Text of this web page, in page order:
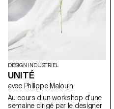
DESIGN INDUSTRIEL
UNITÉ
avec Philippe Malouin
Au cours d’un workshop d’une
semaine dirigé par le designer